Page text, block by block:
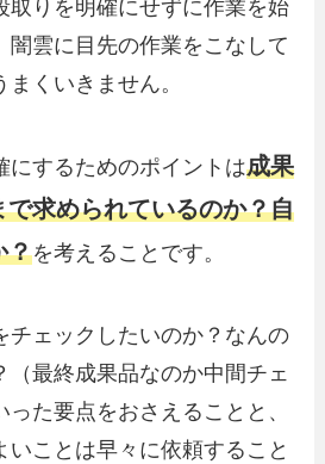
取りを明確にせずに作業を始
闇雲に目先の作業をこなして
くいきません。
にするためのポイントは成果
求められているのか？自
？を考えることです。
チェックしたいのか？なんの
（最終成果品なのか中間チェ
た要点をおさえることと、
いことは早々に依頼すること